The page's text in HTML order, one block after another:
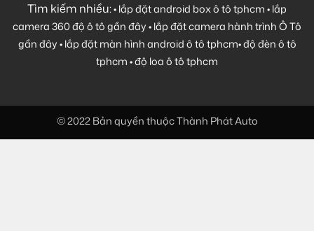
Tìm kiếm nhiều:•lắp đặt android box ô tô tphcm•lắp
camera 360 độ ô tô gần đây•lắp đặt camera hành trình Ô Tô
gần đây•lắp đặt màn hình android ô tô tphcm•độ đèn ô tô
tphcm•độ loa ô tô tphcm
© 2022 Bản quyền thuộc Thành Phát Auto